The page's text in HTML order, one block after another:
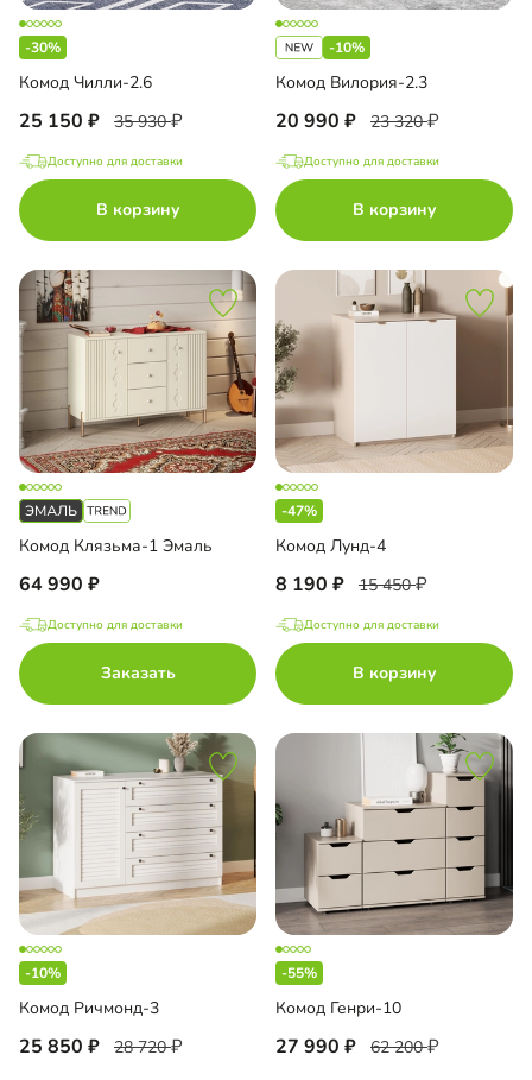
-30%
Комод Чилли-2.6
25 150 35 930
Доступно для доставки
В корзину
-10%
Комод Вилория-2.3
20 990 23 320
Доступно для доставки
В корзину
Комод Клязьма-1 Эмаль
64 990
Доступно для доставки
Заказать
-47%
Комод Лунд-4
8 190 15 450
Доступно для доставки
В корзину
-10%
Комод Ричмонд-3
25 850 28 720
-55%
Комод Генри-10
27 990 62 200